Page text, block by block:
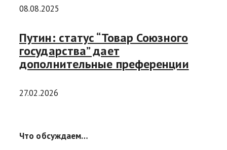
08.08.2025
Путин: статус “Товар Союзного
государства” дает
дополнительные преференции
27.02.2026
Что обсуждаем…